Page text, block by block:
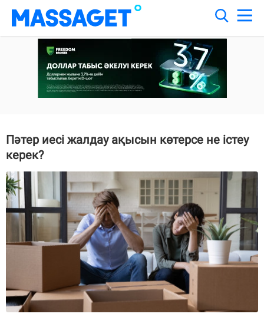
Пәтер иесі жалдау ақысын көтерсе не істеу
керек?